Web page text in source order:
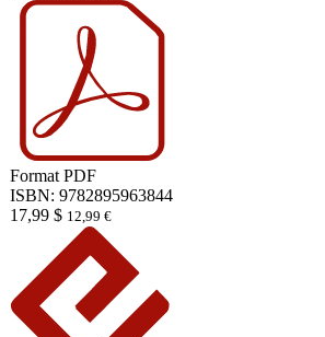
Format PDF
ISBN: 9782895963844
17,99 $ 12,99 €